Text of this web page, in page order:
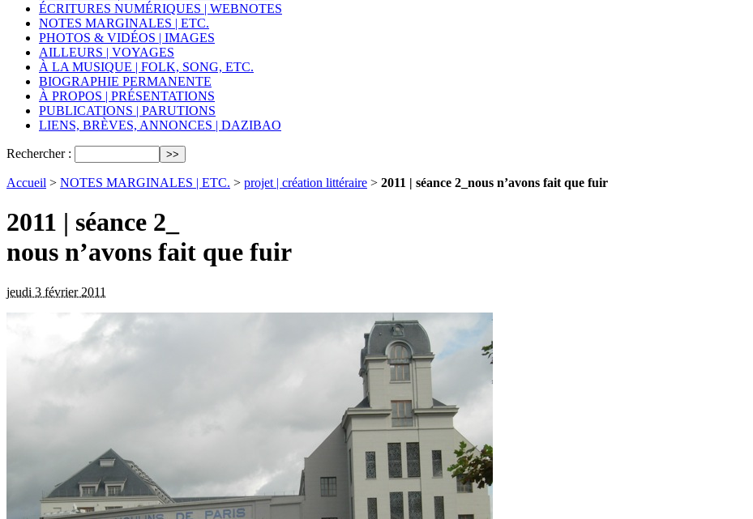
ÉCRITURES NUMÉRIQUES | WEBNOTES
NOTES MARGINALES | ETC.
PHOTOS & VIDÉOS | IMAGES
AILLEURS | VOYAGES
À LA MUSIQUE | FOLK, SONG, ETC.
BIOGRAPHIE PERMANENTE
À PROPOS | PRÉSENTATIONS
PUBLICATIONS | PARUTIONS
LIENS, BRÈVES, ANNONCES | DAZIBAO
Rechercher :
Accueil > NOTES MARGINALES | ETC. > projet | création littéraire > 2011 | séance 2_nous n’avons fait que fuir
2011 | séance 2_
nous n’avons fait que fuir
jeudi 3 février 2011